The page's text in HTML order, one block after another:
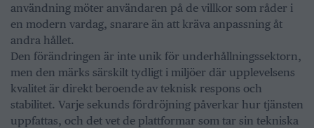
användning möter användaren på de villkor som råder i
en modern vardag, snarare än att kräva anpassning åt
andra hållet.
Den förändringen är inte unik för underhållningssektorn,
men den märks särskilt tydligt i miljöer där upplevelsens
kvalitet är direkt beroende av teknisk respons och
stabilitet. Varje sekunds fördröjning påverkar hur tjänsten
uppfattas, och det vet de plattformar som tar sin tekniska